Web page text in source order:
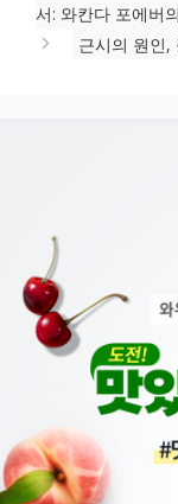
서: 와칸다 포에버
근시의 원인,